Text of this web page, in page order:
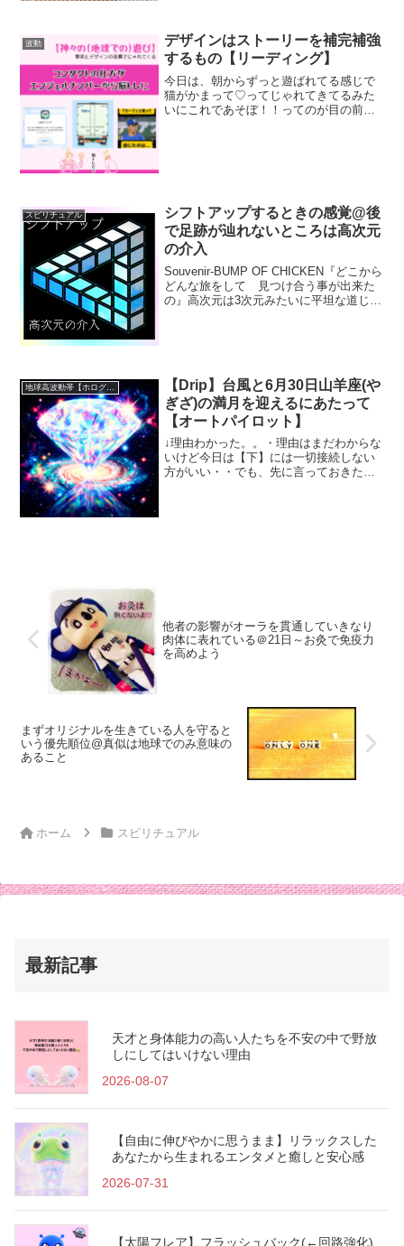
固定しやすい」そうで、このブッダヒー
リング中、みなさん...
波動
デザインはストーリーを補完補強
するもの【リーディング】
今日は、朝からずっと遊ばれてる感じで
猫がかまって♡ってじゃれてきてるみた
いにこれであそぼ！！ってのが目の前に
スピリチュアル
シフトアップするときの感覚@後
で足跡が辿れないところは高次元
の介入
Souvenir-BUMP OF CHICKEN『どこから
どんな旅をして 見つけ合う事が出来た
の』高次元は3次元みたいに平坦な道じゃ
地球高波動帯【ホログラフィック】
【Drip】台風と6月30日山羊座(や
ぎざ)の満月を迎えるにあたって
【オートパイロット】
↓理由わかった。。・理由はまだわからな
いけど今日は【下】には一切接続しない
方がいい・・でも、先に言っておきたい
他者の影響がオーラを貫通していきなり
肉体に表れている＠21日～お灸で免疫力
を高めよう
まずオリジナルを生きている人を守ると
いう優先順位@真似は地球でのみ意味の
あること
ホーム スピリチュアル
最新記事
天才と身体能力の高い人たちを不安の中で野放
しにしてはいけない理由
2026-08-07
【自由に伸びやかに思うまま】リラックスした
あなたから生まれるエンタメと癒しと安心感
2026-07-31
【太陽フレア】フラッシュバック(←回路強化)